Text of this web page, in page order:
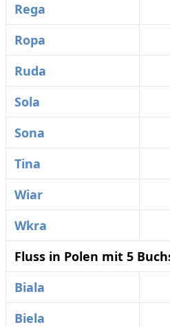
Rega
Ropa
Ruda
Sola
Sona
Tina
Wiar
Wkra
Fluss in Polen mit 5
Biala
Biela